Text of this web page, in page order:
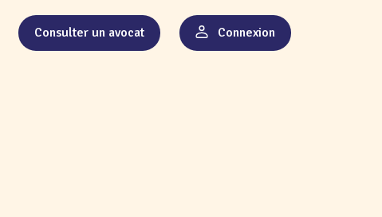
Consulter un avocat Connexion